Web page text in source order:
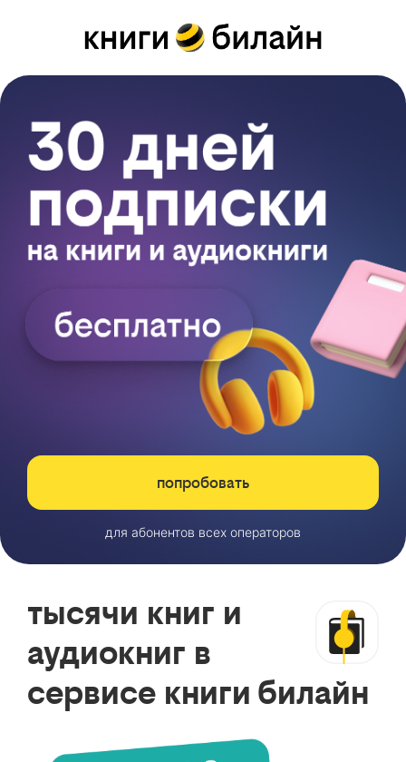
попробовать
для абонентов всех операторов
тысячи книг и
аудиокниг в
сервисе книги билайн